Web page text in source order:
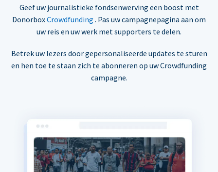
Geef uw journalistieke fondsenwerving een boost met
DonorboxCrowdfunding . Pas uw campagnepagina aan om
uw reis en uw werk met supporters te delen.
Betrek uw lezers door gepersonaliseerde updates te sturen
en hen toe te staan zich te abonneren op uw Crowdfunding
campagne.